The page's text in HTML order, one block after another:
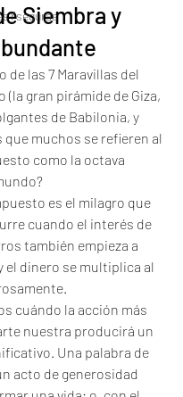
Siembra y
de las 7 Maravillas del
(la gran pirámide de Giza,
de Babilonia, y
que muchos se refieren al
como la octava
es el milagro que
cuando el interés de
también empieza a
el dinero se multiplica al
cuándo la acción más
nuestra producirá un
Una palabra de
acto de generosidad